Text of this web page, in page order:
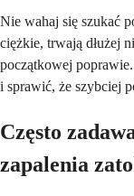
Nie wahaj się szukać
ciężkie, trwają dłużej
początkowej
i sprawić, że szybciej
Często
zapalenia